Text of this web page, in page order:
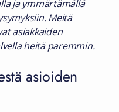
ja ymmärtämällä
Meitä
asiakkaiden
heitä paremmin.
asioiden